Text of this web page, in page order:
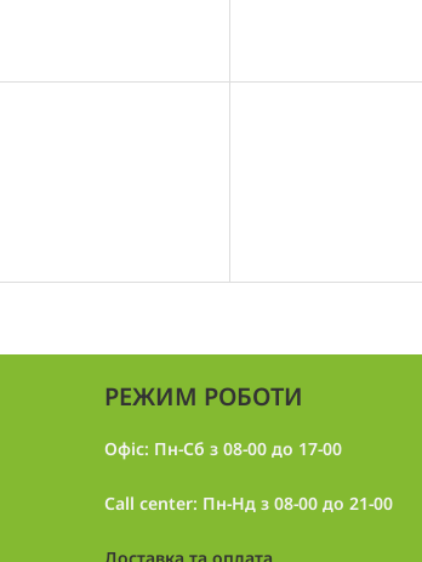
РЕЖИМ РОБОТИ
Офіс: Пн-Сб з 08-00 до 17-00
Call center: Пн-Нд з 08-00 до 21-00